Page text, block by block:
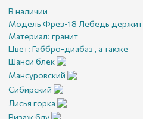
В наличии
Модель Фрез-18 Лебедь держит
Материал: гранит
Цвет: Габбро-диабаз , а также
Шанси блек
Мансуровский
Сибирский
Лисья горка
Визаж блу